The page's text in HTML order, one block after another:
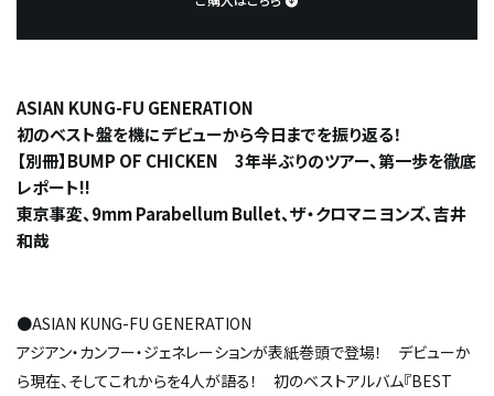
ASIAN KUNG-FU GENERATION
初のベスト盤を機にデビューから今日までを振り返る！
【別冊】BUMP OF CHICKEN 3年半ぶりのツアー、第一歩を徹底
レポート!!
東京事変、9mm Parabellum Bullet、ザ・クロマニヨンズ、吉井
和哉
●ASIAN KUNG-FU GENERATION
アジアン・カンフー・ジェネレーションが表紙巻頭で登場！ デビューか
ら現在、そしてこれからを4人が語る！ 初のベストアルバム『BEST